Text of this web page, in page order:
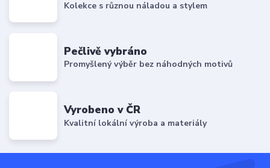
Kolekce s různou náladou a stylem
Pečlivě vybráno
Promyšlený výběr bez náhodných motivů
Vyrobeno v ČR
Kvalitní lokální výroba a materiály